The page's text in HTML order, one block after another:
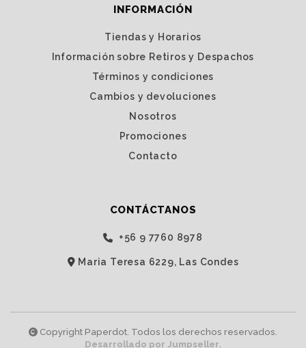
INFORMACIÓN
Tiendas y Horarios
Información sobre Retiros y Despachos
Términos y condiciones
Cambios y devoluciones
Nosotros
Promociones
Contacto
CONTÁCTANOS
‭+56 9 7760 8978‬
Maria Teresa 6229, Las Condes
Copyright Paperdot. Todos los derechos reservados.
Desarrollado por Jumpseller.